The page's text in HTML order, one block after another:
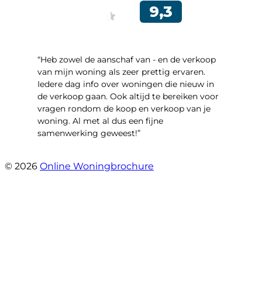
“Heb zowel de aanschaf van - en de verkoop
van mijn woning als zeer prettig ervaren.
Iedere dag info over woningen die nieuw in
de verkoop gaan. Ook altijd te bereiken voor
vragen rondom de koop en verkoop van je
woning. Al met al dus een fijne
samenwerking geweest!”
© 2026 Online Woningbrochure